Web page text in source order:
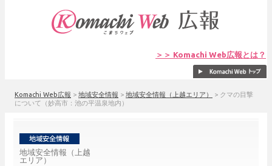
＞＞ Komachi Web広報とは？
Komachi Web広報 > 地域安全情報 > 地域安全情報（上越エリア） > クマの目撃
について（妙高市：池の平温泉地内）
地域安全情報（上越
エリア）